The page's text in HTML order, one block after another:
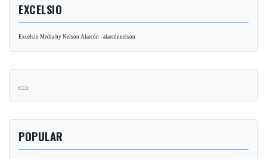
EXCELSIO
Excelsio Media by Nelson Alarcón - alarcónnelson
POPULAR